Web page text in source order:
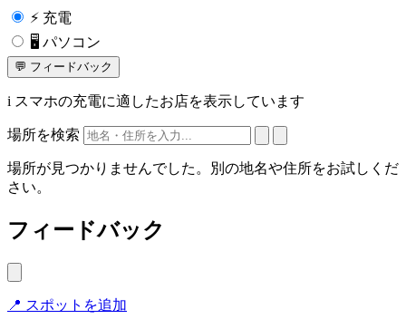
⚡ 充電
🖥️ パソコン
💬 フィードバック
i スマホの充電に適したお店を表示しています
場所を検索
場所が見つかりませんでした。別の地名や住所をお試しくだ
さい。
フィードバック
📍 スポットを追加